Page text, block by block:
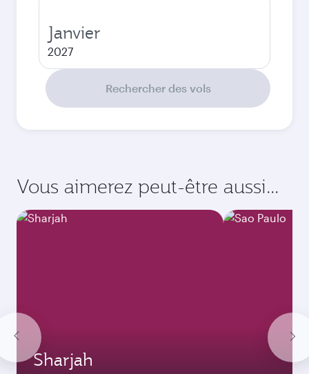
Janvier
2027
Rechercher des vols
Vous aimerez peut-être aussi...
Sharjah